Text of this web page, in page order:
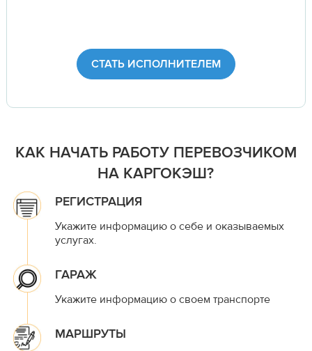
СТАТЬ ИСПОЛНИТЕЛЕМ
КАК НАЧАТЬ РАБОТУ ПЕРЕВОЗЧИКОМ
НА КАРГОКЭШ?
РЕГИСТРАЦИЯ
Укажите информацию о себе и оказываемых
услугах.
ГАРАЖ
Укажите информацию о своем транспорте
МАРШРУТЫ